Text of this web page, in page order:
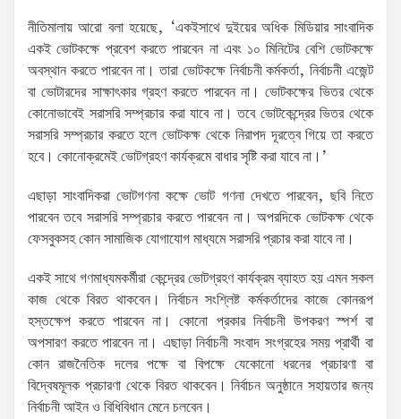
নীতিমালায় আরো বলা হয়েছে, ‘একইসাথে দুইয়ের অধিক মিডিয়ার সাংবাদিক
একই ভোটকক্ষে প্রবেশ করতে পারবেন না এবং ১০ মিনিটের বেশি ভোটকক্ষে
অবস্থান করতে পারবেন না। তারা ভোটকক্ষে নির্বাচনী কর্মকর্তা, নির্বাচনী এজেন্ট
বা ভোটারদের সাক্ষাৎকার গ্রহণ করতে পারবেন না। ভোটকক্ষের ভিতর থেকে
কোনোভাবেই সরাসরি সম্প্রচার করা যাবে না। তবে ভোটকেন্দ্রের ভিতর থেকে
সরাসরি সম্প্রচার করতে হলে ভোটকক্ষ থেকে নিরাপদ দূরত্বে গিয়ে তা করতে
হবে। কোনোক্রমেই ভোটগ্রহণ কার্যক্রমে বাধার সৃষ্টি করা যাবে না।’
এছাড়া সাংবাদিকরা ভোটগণনা কক্ষে ভোট গণনা দেখতে পারবেন, ছবি নিতে
পারবেন তবে সরাসরি সম্প্রচার করতে পারবেন না। অপরদিকে ভোটকক্ষ থেকে
ফেসবুকসহ কোন সামাজিক যোগাযোগ মাধ্যমে সরাসরি প্রচার করা যাবে না।
একই সাথে গণমাধ্যমকর্মীরা কেন্দ্রের ভোটগ্রহণ কার্যক্রম ব্যাহত হয় এমন সকল
কাজ থেকে বিরত থাকবেন। নির্বাচন সংশ্লিষ্ট কর্মকর্তাদের কাজে কোনরূপ
হস্তক্ষেপ করতে পারবেন না। কোনো প্রকার নির্বাচনী উপকরণ স্পর্শ বা
অপসারণ করতে পারবেন না। এছাড়া নির্বাচনী সংবাদ সংগ্রহের সময় প্রার্থী বা
কোন রাজনৈতিক দলের পক্ষে বা বিপক্ষে যেকোনো ধরনের প্রচারণা বা
বিদ্বেষমূলক প্রচারণা থেকে বিরত থাকবেন। নির্বাচন অনুষ্ঠানে সহায়তার জন্য
নির্বাচনী আইন ও বিধিবিধান মেনে চলবেন।